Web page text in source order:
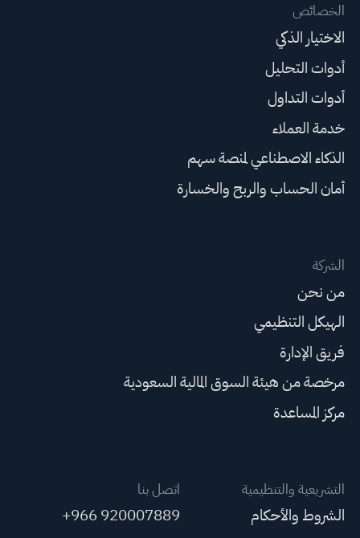
الخصائص
الاختيار الذكي
أدوات التحليل
أدوات التداول
خدمة العملاء
الذكاء الاصطناعي لمنصة سهم
أمان الحساب والربح والخسارة
الشركة
من نحن
الهيكل التنظيمي
فريق الإدارة
مرخصة من هيئة السوق المالية السعودية
مركز المساعدة
التشريعية والتنظيمية
الشروط والأحكام
اتصل بنا
+966 920007889